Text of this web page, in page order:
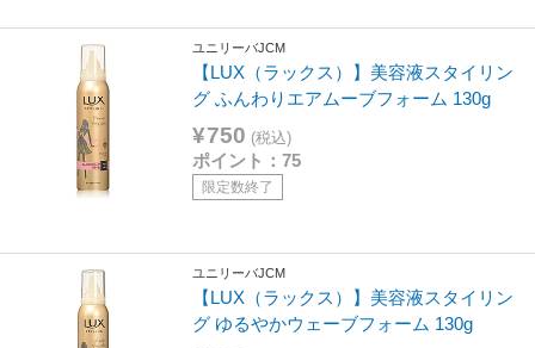
ユニリーバJCM
【LUX（ラックス）】美容液スタイリン
グ ふんわりエアムーブフォーム 130g
¥750 (税込)
ポイント：75
限定数終了
ユニリーバJCM
【LUX（ラックス）】美容液スタイリン
グ ゆるやかウェーブフォーム 130g